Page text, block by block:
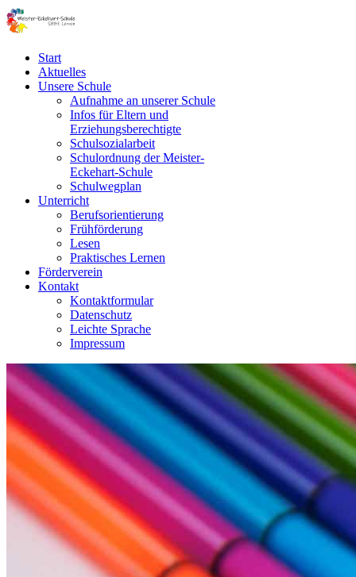
Start
Aktuelles
Unsere Schule
Aufnahme an unserer Schule
Infos für Eltern und
Erziehungsberechtigte
Schulsozialarbeit
Schulordnung der Meister-
Eckehart-Schule
Schulwegplan
Unterricht
Berufsorientierung
Frühförderung
Lesen
Praktisches Lernen
Förderverein
Kontakt
Kontaktformular
Datenschutz
Leichte Sprache
Impressum